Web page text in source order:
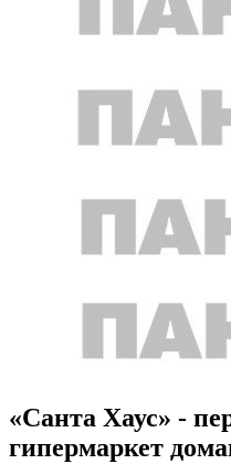
«Санта Хаус» -
гипермаркет